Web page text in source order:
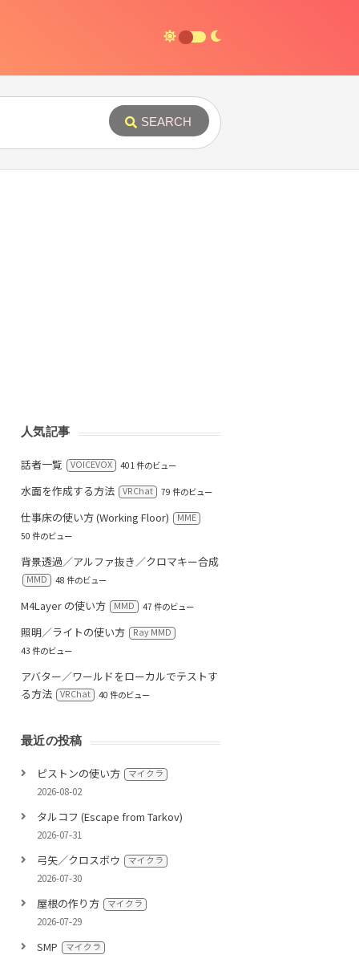
SEARCH
人気記事
話者一覧 VOICEVOX 401 件のビュー
水面を作成する方法 VRChat 79 件のビュー
仕事床の使い方 (Working Floor)
MME
50 件のビュー
背景透過／アルファ抜き／クロマキー合成
MMD 48 件のビュー
M4Layer の使い方 MMD 47 件のビュー
照明／ライトの使い方
Ray MMD
43 件のビュー
アバター／ワールドをローカルでテストす
る方法
VRChat 40 件のビュー
最近の投稿
ピストンの使い方 マイクラ
2026-08-02
タルコフ (Escape from Tarkov)
2026-07-31
弓矢／クロスボウ マイクラ
2026-07-30
屋根の作り方 マイクラ
2026-07-29
SMP マイクラ